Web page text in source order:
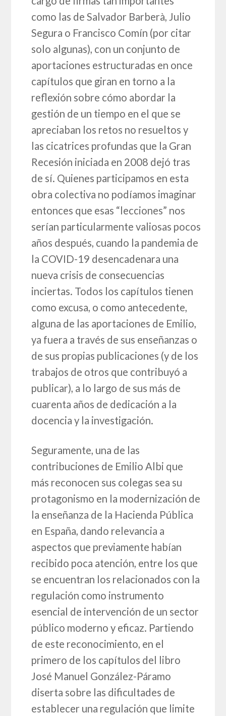
como las de Salvador Barberà, Julio
Segura o Francisco Comín (por citar
solo algunas), con un conjunto de
aportaciones estructuradas en once
capítulos que giran en torno a la
reflexión sobre cómo abordar la
gestión de un tiempo en el que se
apreciaban los retos no resueltos y
las cicatrices profundas que la Gran
Recesión iniciada en 2008 dejó tras
de sí. Quienes participamos en esta
obra colectiva no podíamos imaginar
entonces que esas “lecciones” nos
serían particularmente valiosas pocos
años después, cuando la pandemia de
la COVID-19 desencadenara una
nueva crisis de consecuencias
inciertas. Todos los capítulos tienen
como excusa, o como antecedente,
alguna de las aportaciones de Emilio,
ya fuera a través de sus enseñanzas o
de sus propias publicaciones (y de los
trabajos de otros que contribuyó a
publicar), a lo largo de sus más de
cuarenta años de dedicación a la
docencia y la investigación.
Seguramente, una de las
contribuciones de Emilio Albi que
más reconocen sus colegas sea su
protagonismo en la modernización de
la enseñanza de la Hacienda Pública
en España, dando relevancia a
aspectos que previamente habían
recibido poca atención, entre los que
se encuentran los relacionados con la
regulación como instrumento
esencial de intervención de un sector
público moderno y eficaz. Partiendo
de este reconocimiento, en el
primero de los capítulos del libro
José Manuel González-Páramo
diserta sobre las dificultades de
establecer una regulación que limite